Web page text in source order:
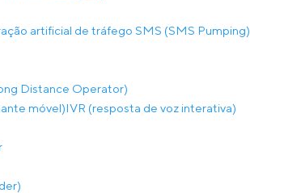
artificial de tráfego SMS (SMS Pumping)
Distance Operator)
móvel)IVR (resposta de voz interativa)